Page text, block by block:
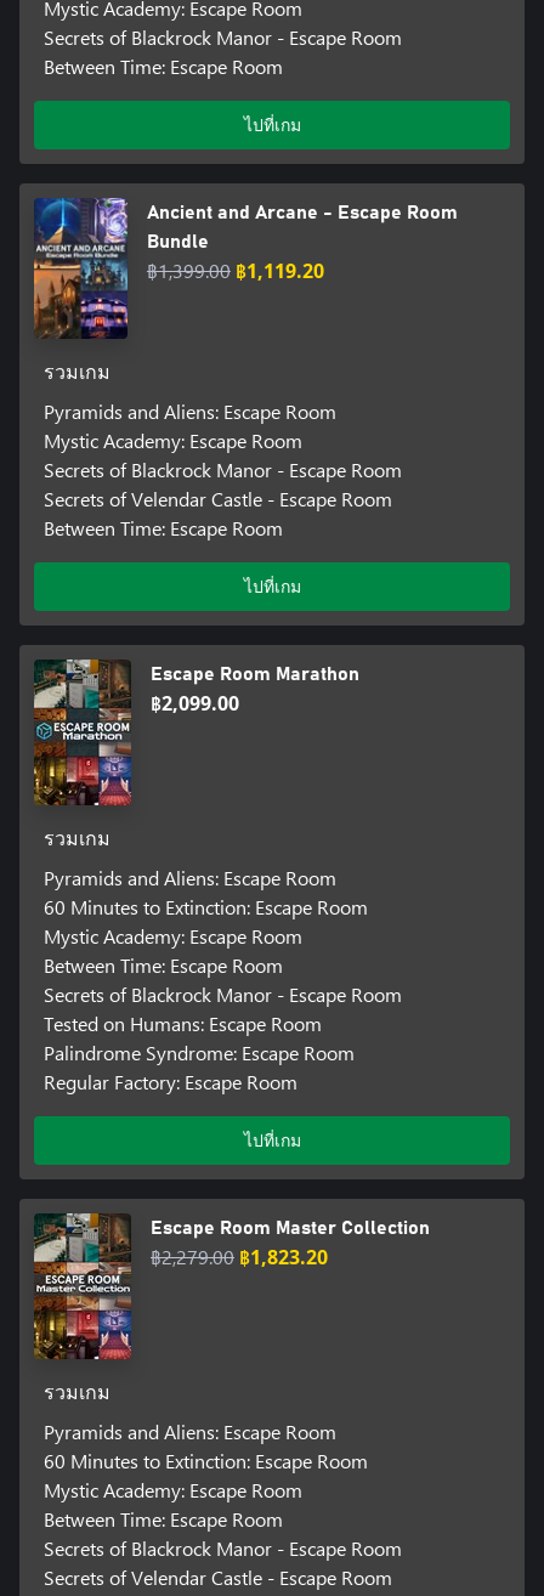
Mystic Academy: Escape Room
Secrets of Blackrock Manor - Escape Room
Between Time: Escape Room
ไปที่เกม
Ancient and Arcane - Escape Room
Bundle
฿1,399.00 ฿1,119.20
รวมเกม
Pyramids and Aliens: Escape Room
Mystic Academy: Escape Room
Secrets of Blackrock Manor - Escape Room
Secrets of Velendar Castle - Escape Room
Between Time: Escape Room
ไปที่เกม
Escape Room Marathon
฿2,099.00
รวมเกม
Pyramids and Aliens: Escape Room
60 Minutes to Extinction: Escape Room
Mystic Academy: Escape Room
Between Time: Escape Room
Secrets of Blackrock Manor - Escape Room
Tested on Humans: Escape Room
Palindrome Syndrome: Escape Room
Regular Factory: Escape Room
ไปที่เกม
Escape Room Master Collection
฿2,279.00 ฿1,823.20
รวมเกม
Pyramids and Aliens: Escape Room
60 Minutes to Extinction: Escape Room
Mystic Academy: Escape Room
Between Time: Escape Room
Secrets of Blackrock Manor - Escape Room
Secrets of Velendar Castle - Escape Room